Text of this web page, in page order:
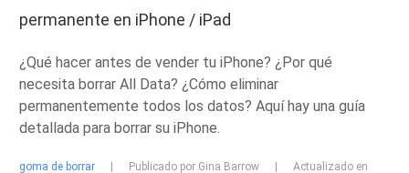
permanente en iPhone / iPad
¿Qué hacer antes de vender tu iPhone? ¿Por qué
necesita borrar All Data? ¿Cómo eliminar
permanentemente todos los datos? Aquí hay una guía
detallada para borrar su iPhone.
goma de borrar Publicado por Gina Barrow
Actualizado en